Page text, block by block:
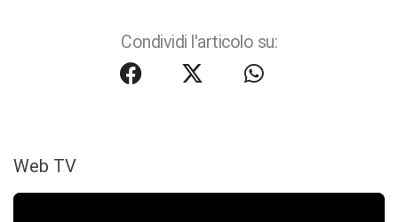
Condividi l'articolo su:
Web TV